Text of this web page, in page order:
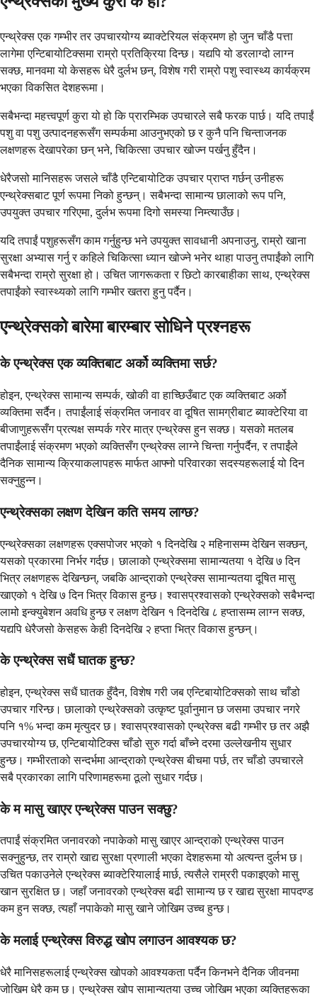
एन्थ्रेक्स एक गम्भीर तर उपचारयोग्य ब्याक्टेरियल संक्रमण हो जुन चाँडै पत्ता
लागेमा एन्टिबायोटिक्समा राम्रो प्रतिक्रिया दिन्छ। यद्यपि यो डरलाग्दो लाग्न
सक्छ, मानवमा यो केसहरू धेरै दुर्लभ छन्, विशेष गरी राम्रो पशु स्वास्थ्य कार्यक्रम
भएका विकसित देशहरूमा।
सबैभन्दा महत्त्वपूर्ण कुरा यो हो कि प्रारम्भिक उपचारले सबै फरक पार्छ। यदि तपाईं
पशु वा पशु उत्पादनहरूसँग सम्पर्कमा आउनुभएको छ र कुनै पनि चिन्ताजनक
लक्षणहरू देखापरेका छन् भने, चिकित्सा उपचार खोज्न पर्खनु हुँदैन।
धेरैजसो मानिसहरू जसले चाँडै एन्टिबायोटिक उपचार प्राप्त गर्छन् उनीहरू
एन्थ्रेक्सबाट पूर्ण रूपमा निको हुन्छन्। सबैभन्दा सामान्य छालाको रूप पनि,
उपयुक्त उपचार गरिएमा, दुर्लभ रूपमा दिगो समस्या निम्त्याउँछ।
यदि तपाईं पशुहरूसँग काम गर्नुहुन्छ भने उपयुक्त सावधानी अपनाउनु, राम्रो खाना
सुरक्षा अभ्यास गर्नु र कहिले चिकित्सा ध्यान खोज्ने भनेर थाहा पाउनु तपाईंको लागि
सबैभन्दा राम्रो सुरक्षा हो। उचित जागरूकता र छिटो कारबाहीका साथ, एन्थ्रेक्स
तपाईंको स्वास्थ्यको लागि गम्भीर खतरा हुनु पर्दैन।
एन्थ्रेक्सको बारेमा बारम्बार सोधिने प्रश्नहरू
के एन्थ्रेक्स एक व्यक्तिबाट अर्को व्यक्तिमा सर्छ?
होइन, एन्थ्रेक्स सामान्य सम्पर्क, खोकी वा हाच्छिउँबाट एक व्यक्तिबाट अर्को
व्यक्तिमा सर्दैन। तपाईंलाई संक्रमित जनावर वा दूषित सामग्रीबाट ब्याक्टेरिया वा
बीजाणुहरूसँग प्रत्यक्ष सम्पर्क गरेर मात्र एन्थ्रेक्स हुन सक्छ। यसको मतलब
तपाईंलाई संक्रमण भएको व्यक्तिसँग एन्थ्रेक्स लाग्ने चिन्ता गर्नुपर्दैन, र तपाईंले
दैनिक सामान्य क्रियाकलापहरू मार्फत आफ्नो परिवारका सदस्यहरूलाई यो दिन
सक्नुहुन्न।
एन्थ्रेक्सका लक्षण देखिन कति समय लाग्छ?
एन्थ्रेक्सका लक्षणहरू एक्सपोजर भएको १ दिनदेखि २ महिनासम्म देखिन सक्छन्,
यसको प्रकारमा निर्भर गर्दछ। छालाको एन्थ्रेक्समा सामान्यतया १ देखि ७ दिन
भित्र लक्षणहरू देखिन्छन्, जबकि आन्द्राको एन्थ्रेक्स सामान्यतया दूषित मासु
खाएको १ देखि ७ दिन भित्र विकास हुन्छ। श्वासप्रश्वासको एन्थ्रेक्सको सबैभन्दा
लामो इन्क्युबेशन अवधि हुन्छ र लक्षण देखिन १ दिनदेखि ८ हप्तासम्म लाग्न सक्छ,
यद्यपि धेरैजसो केसहरू केही दिनदेखि २ हप्ता भित्र विकास हुन्छन्।
के एन्थ्रेक्स सधैं घातक हुन्छ?
होइन, एन्थ्रेक्स सधैं घातक हुँदैन, विशेष गरी जब एन्टिबायोटिक्सको साथ चाँडो
उपचार गरिन्छ। छालाको एन्थ्रेक्सको उत्कृष्ट पूर्वानुमान छ जसमा उपचार नगरे
पनि १% भन्दा कम मृत्युदर छ। श्वासप्रश्वासको एन्थ्रेक्स बढी गम्भीर छ तर अझै
उपचारयोग्य छ, एन्टिबायोटिक्स चाँडो सुरु गर्दा बाँच्ने दरमा उल्लेखनीय सुधार
हुन्छ। गम्भीरताको सन्दर्भमा आन्द्राको एन्थ्रेक्स बीचमा पर्छ, तर चाँडो उपचारले
सबै प्रकारका लागि परिणामहरूमा ठूलो सुधार गर्दछ।
के म मासु खाएर एन्थ्रेक्स पाउन सक्छु?
तपाईं संक्रमित जनावरको नपाकेको मासु खाएर आन्द्राको एन्थ्रेक्स पाउन
सक्नुहुन्छ, तर राम्रो खाद्य सुरक्षा प्रणाली भएका देशहरूमा यो अत्यन्त दुर्लभ छ।
उचित पकाउनेले एन्थ्रेक्स ब्याक्टेरियालाई मार्छ, त्यसैले राम्ररी पकाइएको मासु
खान सुरक्षित छ। जहाँ जनावरको एन्थ्रेक्स बढी सामान्य छ र खाद्य सुरक्षा मापदण्ड
कम हुन सक्छ, त्यहाँ नपाकेको मासु खाने जोखिम उच्च हुन्छ।
के मलाई एन्थ्रेक्स विरुद्ध खोप लगाउन आवश्यक छ?
धेरै मानिसहरूलाई एन्थ्रेक्स खोपको आवश्यकता पर्दैन किनभने दैनिक जीवनमा
जोखिम धेरै कम छ। एन्थ्रेक्स खोप सामान्यतया उच्च जोखिम भएका व्यक्तिहरूका